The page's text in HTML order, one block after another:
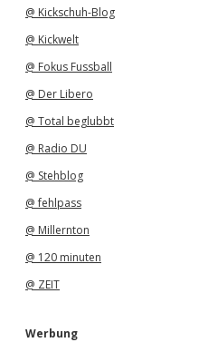
@ Kickschuh-Blog
@ Kickwelt
@ Fokus Fussball
@ Der Libero
@ Total beglubbt
@ Radio DU
@ Stehblog
@ fehlpass
@ Millernton
@ 120 minuten
@ ZEIT
Werbung